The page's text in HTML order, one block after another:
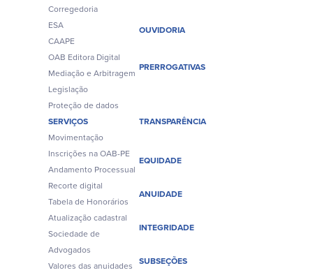
Corregedoria
ESA
CAAPE
OAB Editora Digital
Mediação e Arbitragem
Legislação
Proteção de dados
OUVIDORIA
PRERROGATIVAS
SERVIÇOS
Movimentação
Inscrições na OAB-PE
Andamento Processual
Recorte digital
Tabela de Honorários
Atualização cadastral
Sociedade de
Advogados
Valores das anuidades
TRANSPARÊNCIA
EQUIDADE
ANUIDADE
INTEGRIDADE
SUBSEÇÕES